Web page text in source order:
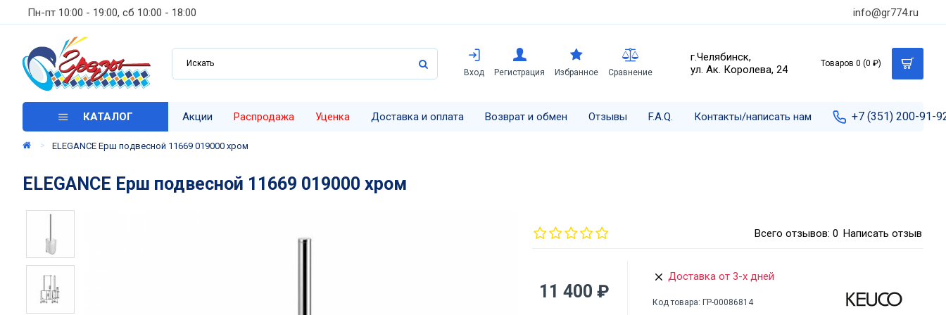
Пн-пт 10:00 - 19:00, сб 10:00 - 18:00 info@gr774.ru
Вход Регистрация Избранное Сравнение
г.Челябинск,
ул. Ак. Королева, 24
Товаров 0 (0 ₽)
КАТАЛОГ Акции Распродажа Уценка Доставка и оплата Возврат и обмен Отзывы F.A.Q. Контакты/написать нам +7 (351) 200-91-
ELEGANCE Ерш подвесной 11669 019000 хром
ELEGANCE Ерш подвесной 11669 019000 хром
Всего отзывов: 0 Написать отзыв
11 400 ₽
Доставка от 3-х дней
Код товара: ГР-00086814